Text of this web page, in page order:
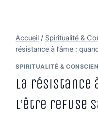
Accueil / Spiritualité &
résistance à l’âme :
SPIRITUALITÉ &
La résistance
l’être refuse